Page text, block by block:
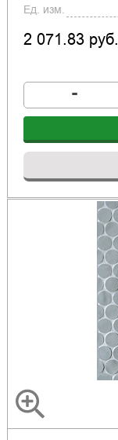
Ед. изм.
2 071.83 руб.
-